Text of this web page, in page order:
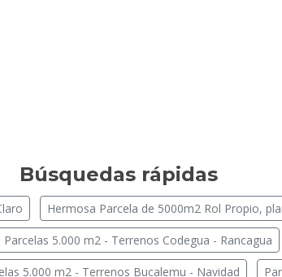
Búsquedas rápidas
Hermosa Parcela de 5000m2 Rol Propio,
Parcelas 5.000 m2 - Terrenos Codegua - Rancagua
5.000 m2 - Terrenos Bucalemu - Navidad